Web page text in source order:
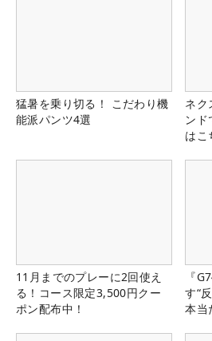
猛暑を乗り切る！ こだわり機
能派パンツ4選
ネク
ンド
はこ
11月までのプレーに2回使え
る！コース限定3,500円クー
ポン配布中！
『
す“
本当